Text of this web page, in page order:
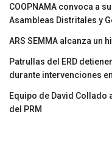
COOPNAMA convoca a
Asambleas Distritales y
ARS SEMMA alcanza un
Patrullas del ERD
durante intervenciones
Equipo de David Collado
del PRM